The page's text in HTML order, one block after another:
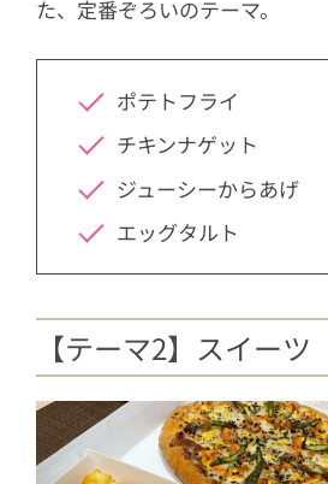
た、定番ぞろいのテーマ。
ポテトフライ
チキンナゲット
ジューシーからあげ
エッグタルト
【テーマ2】スイーツ